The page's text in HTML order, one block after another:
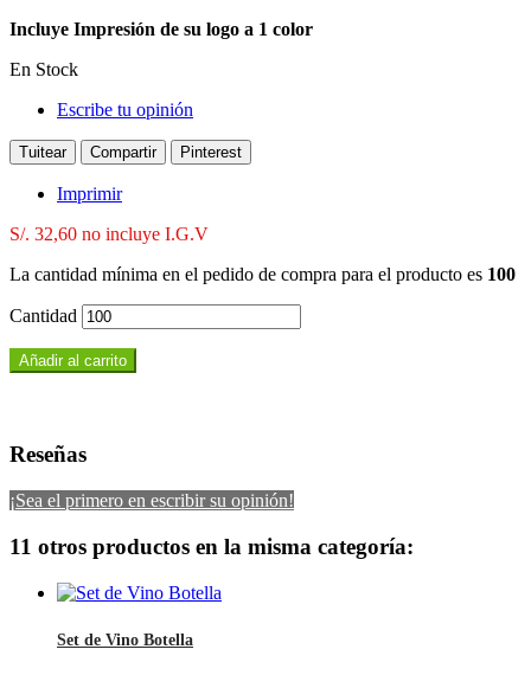
Incluye Impresión de su logo a 1 color
En Stock
Escribe tu opinión
Tuitear Compartir Pinterest
Imprimir
S/. 32,60 no incluye I.G.V
La cantidad mínima en el pedido de compra para el producto es 100
Cantidad
Añadir al carrito
Reseñas
¡Sea el primero en escribir su opinión!
11 otros productos en la misma categoría:
Set de Vino Botella